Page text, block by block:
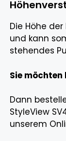
Die Höhe
und kann
stehendes
Sie möchten
Dann
StyleView
unserem